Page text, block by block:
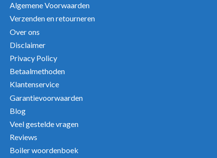
Uw beoordeling
Algemene Voorwaarden
Verzenden en retourneren
Over ons
Disclaimer
Privacy Policy
Betaalmethoden
Klantenservice
Garantievoorwaarden
Blog
Veel gestelde vragen
Reviews
Boiler woordenboek